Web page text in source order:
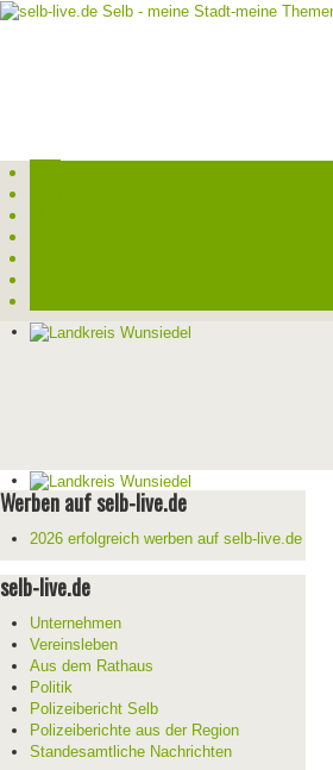
Werben auf selb-live.de
2026 erfolgreich werben auf selb-live.de
selb-live.de
Unternehmen
Vereinsleben
Aus dem Rathaus
Politik
Polizeibericht Selb
Polizeiberichte aus der Region
Standesamtliche Nachrichten